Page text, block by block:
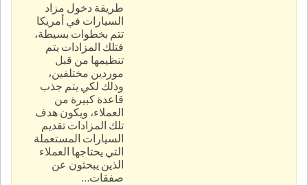
طريقة دخول مزاد
السيارات في أمريكا
تتم بخطوات بسيطة،
فتلك المزادات يتم
تنظيمها من قبل
موردين مختلفين،
وذلك لكي يتم جذب
قاعدة كبيرة من
العملاء، ويكون هدف
تلك المزادات تقديم
السيارات المستعملة
التي يحتاجها العملاء
الذين يبحثون عن
صفقات…